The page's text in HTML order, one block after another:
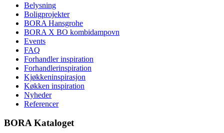
Belysning
Boligprojekter
BORA Hansgrohe
BORA X BO kombidampovn
Events
FAQ
Forhandler inspiration
Forhandlerinspiration
Kjøkkeninspirasjon
Køkken inspiration
Nyheder
Referencer
BORA Kataloget